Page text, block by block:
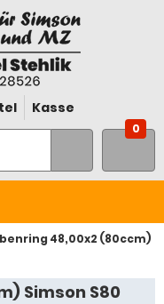
Kasse
0
48,00x2 (80ccm)
Simson S80